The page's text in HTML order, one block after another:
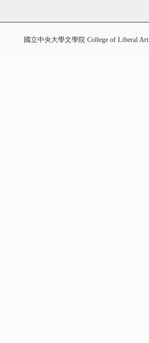
國立中央大學文學院 College of Liberal